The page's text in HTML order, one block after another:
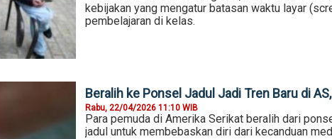
kebijakan yang mengatur batasan waktu layar
pembelajaran di kelas.
Beralih ke Ponsel Jadul Jadi Tren Baru di
Rabu, 22/04/2026 11:10 WIB
Para pemuda di Amerika Serikat beralih dari
jadul untuk membebaskan diri dari kecanduan